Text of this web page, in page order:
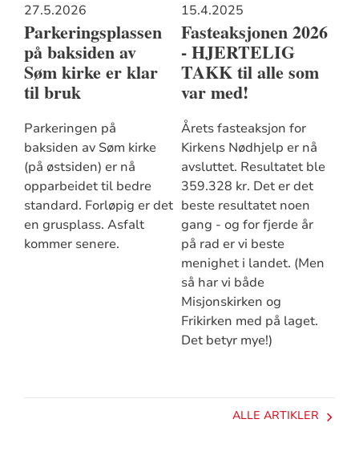
27.5.2026
Parkeringsplassen
på baksiden av
Søm kirke er klar
til bruk
Parkeringen på
baksiden av Søm kirke
(på østsiden) er nå
opparbeidet til bedre
standard. Forløpig er det
en grusplass. Asfalt
kommer senere.
15.4.2025
Fasteaksjonen 2026
- HJERTELIG
TAKK til alle som
var med!
Årets fasteaksjon for
Kirkens Nødhjelp er nå
avsluttet. Resultatet ble
359.328 kr. Det er det
beste resultatet noen
gang - og for fjerde år
på rad er vi beste
menighet i landet. (Men
så har vi både
Misjonskirken og
Frikirken med på laget.
Det betyr mye!)
ALLE ARTIKLER